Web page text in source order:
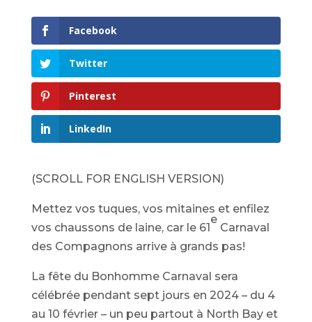
Facebook
Twitter
Pinterest
LinkedIn
(SCROLL FOR ENGLISH VERSION)
Mettez vos tuques, vos mitaines et enfilez
vos chaussons de laine, car le 61
e
Carnaval
des Compagnons arrive à grands pas!
La fête du Bonhomme Carnaval sera
célébrée pendant sept jours en 2024 – du 4
au 10 février – un peu partout à North Bay et